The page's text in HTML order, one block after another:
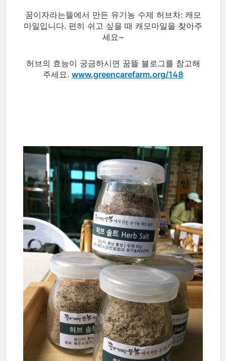
꿈이자라는뜰에서 만든 유기농 수제 허브차: 캐모
마일입니다. 편히 쉬고 싶을 때 캐모마일을 찾아주
세요~
허브의 효능이 궁금하시면 꿈뜰 블로그를 참고해
주세요. www.greencarefarm.org/148